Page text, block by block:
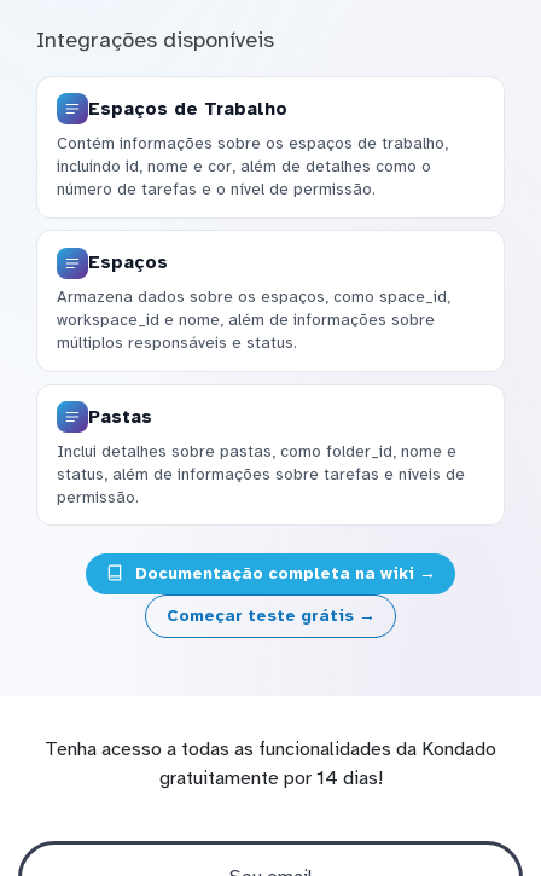
Integrações disponíveis
Espaços de Trabalho
Contém informações sobre os espaços de trabalho,
incluindo id, nome e cor, além de detalhes como o
número de tarefas e o nível de permissão.
Espaços
Armazena dados sobre os espaços, como space_id,
workspace_id e nome, além de informações sobre
múltiplos responsáveis e status.
Pastas
Inclui detalhes sobre pastas, como folder_id, nome e
status, além de informações sobre tarefas e níveis de
permissão.
Documentação completa na wiki →
Começar teste grátis →
Tenha acesso a todas as funcionalidades da Kondado
gratuitamente por 14 dias!